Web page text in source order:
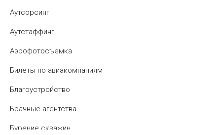
Аутсорсинг
Аутстаффинг
Аэрофотосъемка
Билеты по авиакомпаниям
Благоустройство
Брачные агентства
Бурение скважин